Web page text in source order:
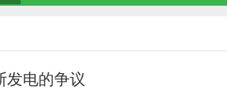
发电的争议